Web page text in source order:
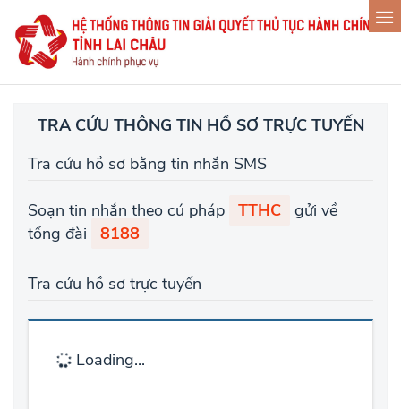
TRA CỨU THÔNG TIN HỒ SƠ TRỰC TUYẾN
Tra cứu hồ sơ bằng tin nhắn SMS
Soạn tin nhắn theo cú pháp TTHC
gửi về
tổng đài
8188
Tra cứu hồ sơ trực tuyến
Loading...